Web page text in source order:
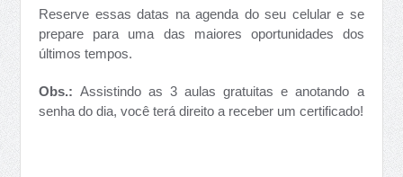
Reserve essas datas na agenda do seu celular e se
prepare para uma das maiores oportunidades dos
últimos tempos.
Obs.: Assistindo as 3 aulas gratuitas e anotando a
senha do dia, você terá direito a receber um certificado!